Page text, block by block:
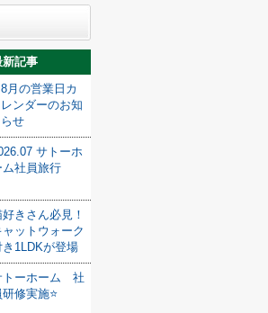
新記事
8月の営業日カ
レンダーのお知
らせ
サトーホ
ム社員旅行
好きさん必見！
ャットウォーク
き1LDKが登場
トーホーム 社
研修実施⭐️